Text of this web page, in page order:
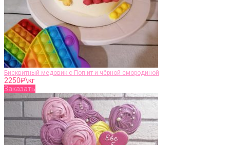
Бисквитный медовик с Поп ит и чёрной смородиной
2250₽\кг
Заказать